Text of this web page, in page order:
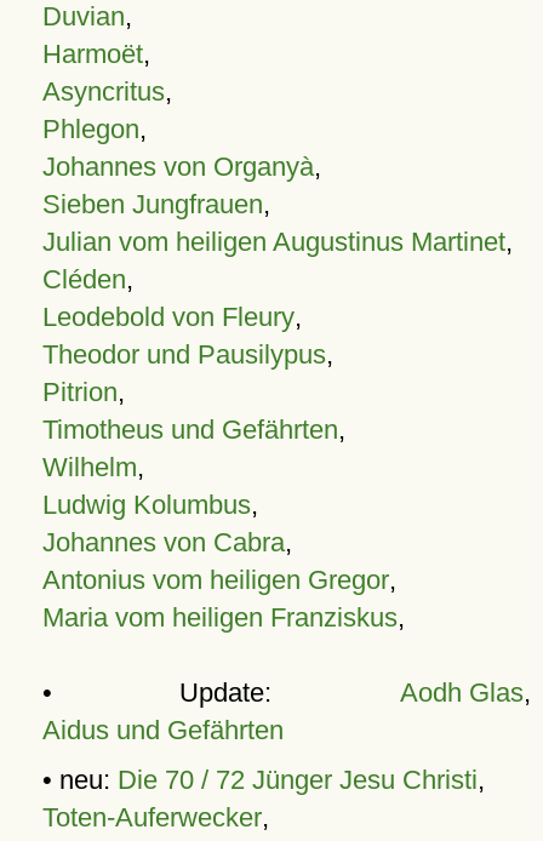
Duvian,
Harmoët,
Asyncritus,
Phlegon,
Johannes von Organyà,
Sieben Jungfrauen,
Julian vom heiligen Augustinus Martinet,
Cléden,
Leodebold von Fleury,
Theodor und Pausilypus,
Pitrion,
Timotheus und Gefährten,
Wilhelm,
Ludwig Kolumbus,
Johannes von Cabra,
Antonius vom heiligen Gregor,
Maria vom heiligen Franziskus,
• Update: Aodh Glas,
Aidus und Gefährten
• neu: Die 70 / 72 Jünger Jesu Christi,
Toten-Auferwecker,